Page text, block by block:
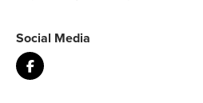
Social Media